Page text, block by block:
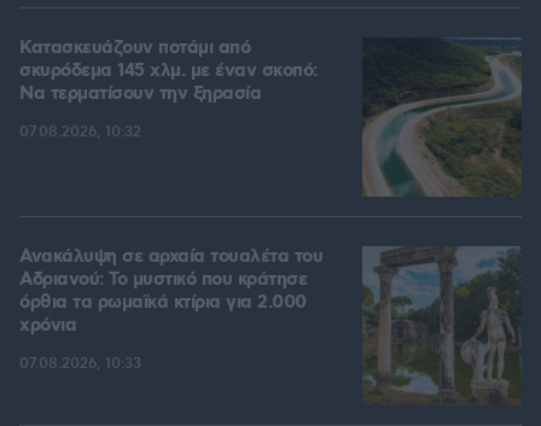
Κατασκευάζουν ποτάμι από
σκυρόδεμα 145 χλμ. με έναν σκοπό:
Να τερματίσουν την ξηρασία
07.08.2026, 10:32
Ανακάλυψη σε αρχαία τουαλέτα του
Αδριανού: Το μυστικό που κράτησε
όρθια τα ρωμαϊκά κτίρια για 2.000
χρόνια
07.08.2026, 10:33